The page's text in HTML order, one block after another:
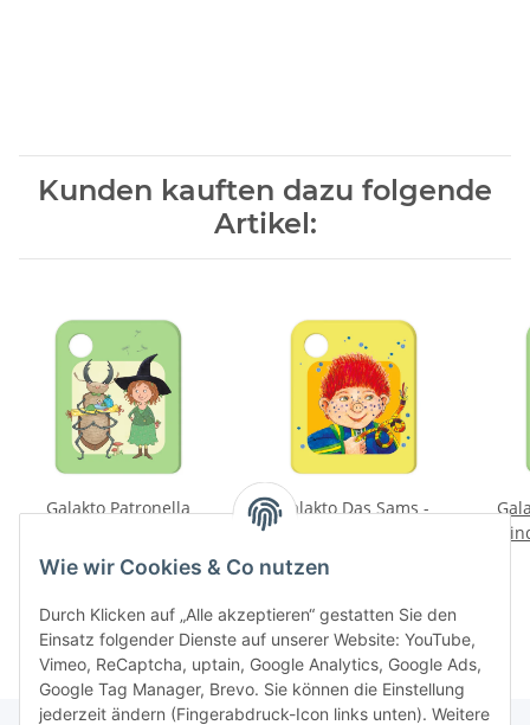
Wie wir Cookies & Co nutzen
Durch Klicken auf „Alle akzeptieren“ gestatten Sie den
Einsatz folgender Dienste auf unserer Website: YouTube,
Vimeo, ReCaptcha, uptain, Google Analytics, Google Ads,
Google Tag Manager, Brevo. Sie können die Einstellung
jederzeit ändern (Fingerabdruck-Icon links unten). Weitere
Kunden kauften dazu folgende
Artikel:
Galakto Patronella
Überraschungsfest für
Lucius
9,99 € *
Galakto Das Sams -
Samstag kam das Sams
9,99 €